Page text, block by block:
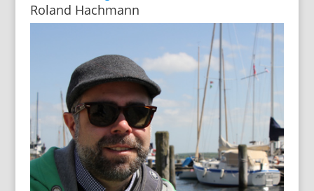
Roland Hachmann